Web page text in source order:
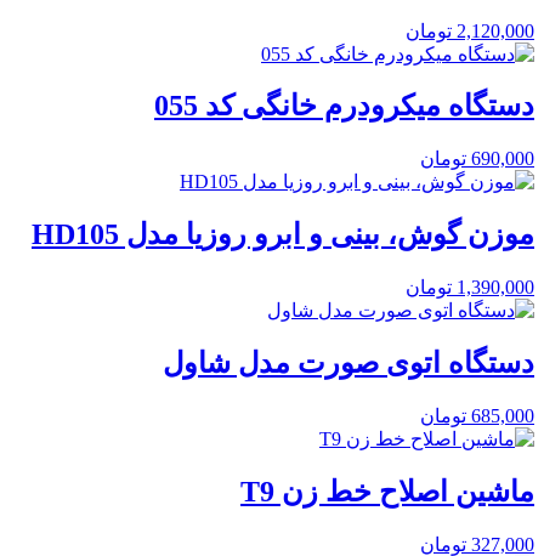
2,120,000 تومان
دستگاه میکرودرم خانگی کد 055
690,000 تومان
موزن گوش، بینی و ابرو روزیا مدل HD105
1,390,000 تومان
دستگاه اتوی صورت مدل شاول
685,000 تومان
ماشین اصلاح خط زن T9
327,000 تومان